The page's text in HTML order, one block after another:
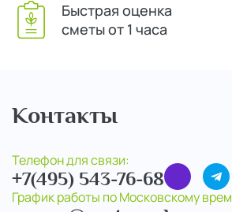
Быстрая оценка
сметы от 1 часа
Контакты
Телефон для связи:
+7(495) 543-76-68
График работы по Московскому